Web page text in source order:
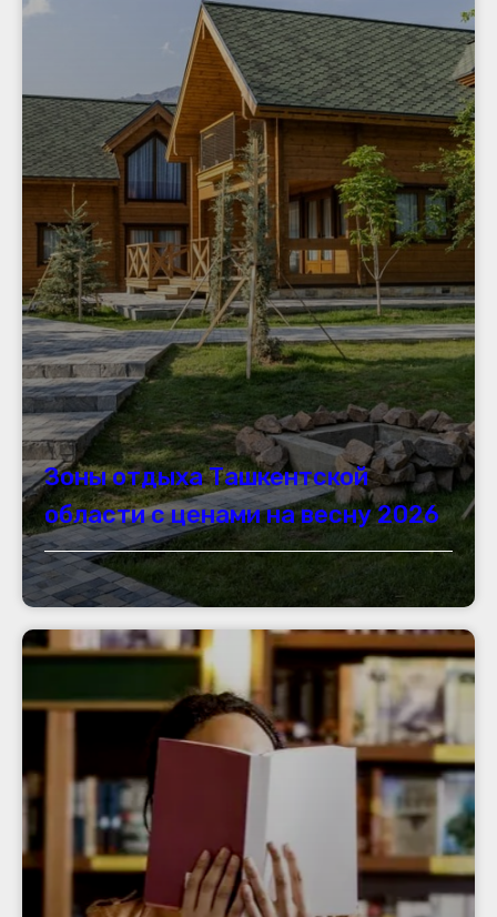
Зоны отдыха Ташкентской
области с ценами на весну 2026